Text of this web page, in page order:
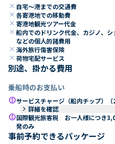
close 自宅～港までの交通費
close 各寄港地での移動費
close 寄港地観光ツアー代金
close 船内でのドリンク代金、カジノ、
などの個人的諸費用
close 海外旅行傷害保険
close 荷物宅配サービス
別途、掛かる費用
乗船時のお支払い
paidサービスチャージ（船内チップ）（
keyboard_arrow_right 詳細を確認
paid国際観光旅客税 お一人様につき
発のみ
事前予約できるパッケージ